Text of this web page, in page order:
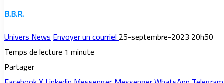
B.B.R.
Univers NewsEnvoyer un courriel25-septembre-2023 20h50
Temps de lecture 1 minute
Partager